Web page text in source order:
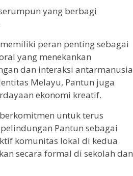
yang berbagi
peran penting sebagai
yang menekankan
dan interaksi antarmanusia
Melayu, Pantun juga
ekonomi kreatif.
untuk terus
Pantun sebagai
komunitas lokal di kedua
secara formal di sekolah dan